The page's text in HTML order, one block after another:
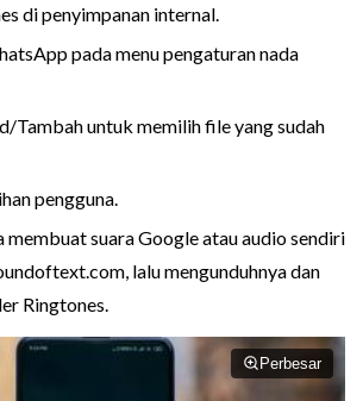
di penyimpanan internal.
pada menu pengaturan nada
Tambah untuk memilih file yang sudah
pengguna.
membuat suara Google atau audio sendiri
lalu mengunduhnya dan
Ringtones.
Perbesar